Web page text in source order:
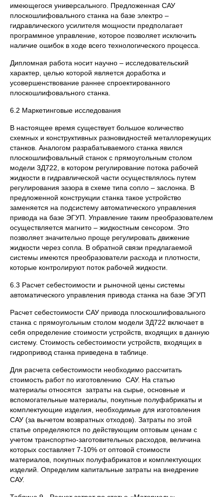
имеющегося универсального. Предложенная САУ
плоскошлифовального станка на базе электро –
гидравлического усилителя мощности предполагает
программное управление, которое позволяет исключить
наличие ошибок в ходе всего технологического процесса.
Дипломная работа носит научно – исследовательский
характер, целью которой является доработка и
усовершенствование раннее спроектированного
плоскошлифовального станка.
6.2 Маркетинговые исследования
В настоящее время существует большое количество
схемных и конструктивных разновидностей металлорежущих
станков. Аналогом разрабатываемого станка явился
плоскошлифовальный станок с прямоугольным столом
модели 3Д722, в котором регулирование потока рабочей
жидкости в гидравлической части осуществлялось путем
регулирования зазора в схеме типа сопло – заслонка. В
предложенной конструкции станка такое устройство
заменяется на подсистему автоматического управления
привода на базе ЭГУП. Управление таким преобразователем
осуществляется магнито – жидкостным сенсором. Это
позволяет значительно проще регулировать движение
жидкости через сопла. В обратной связи предлагаемой
системы имеются преобразователи расхода и плотности,
которые контролируют поток рабочей жидкости.
6.3 Расчет себестоимости и рыночной цены системы
автоматического управления привода станка на базе ЭГУП
Расчет себестоимости САУ привода плоскошлифовального
станка с прямоугольным столом модели 3Д722 включает в
себя определение стоимости устройств, входящих в данную
систему. Стоимость себестоимости устройств, входящих в
гидропривод станка приведена в таблице.
Для расчета себестоимости необходимо рассчитать
стоимость работ по изготовлению САУ. На статью
материалы относятся затраты на сырье, основные и
вспомогательные материалы, покупные полуфабрикаты и
комплектующие изделия, необходимые для изготовления
САУ (за вычетом возвратных отходов). Затраты по этой
статье определяются по действующим оптовым ценам с
учетом транспортно-заготовительных расходов, величина
которых составляет 7-10% от оптовой стоимости
материалов, покупных полуфабрикатов и комплектующих
изделий. Определим капитальные затраты на внедрение
САУ.